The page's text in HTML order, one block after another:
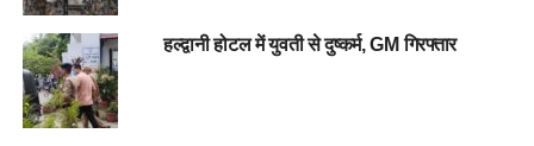
हल्द्वानी होटल में युवती से दुष्कर्म, GM गिरफ्तार